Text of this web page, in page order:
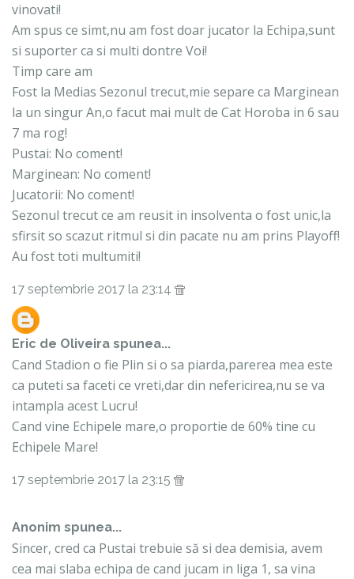
vinovati!
Am spus ce simt,nu am fost doar jucator la Echipa,sunt
si suporter ca si multi dontre Voi!
Timp care am
Fost la Medias Sezonul trecut,mie separe ca Marginean
la un singur An,o facut mai mult de Cat Horoba in 6 sau
7 ma rog!
Pustai: No coment!
Marginean: No coment!
Jucatorii: No coment!
Sezonul trecut ce am reusit in insolventa o fost unic,la
sfirsit so scazut ritmul si din pacate nu am prins Playoff!
Au fost toti multumiti!
17 septembrie 2017 la 23:14
Eric de Oliveira spunea...
Cand Stadion o fie Plin si o sa piarda,parerea mea este
ca puteti sa faceti ce vreti,dar din nefericirea,nu se va
intampla acest Lucru!
Cand vine Echipele mare,o proportie de 60% tine cu
Echipele Mare!
17 septembrie 2017 la 23:15
Anonim spunea...
Sincer, cred ca Pustai trebuie să si dea demisia, avem
cea mai slaba echipa de cand jucam in liga 1, sa vina